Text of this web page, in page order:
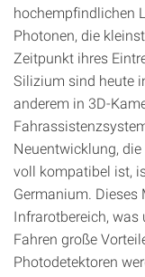
hochempfindlichen
Photonen, die
Zeitpunkt ihres
Silizium sind heute
anderem in 3D-
Neuentwicklung,
voll kompatibel ist,
Germanium.
Infrarotbereich,
Fahren große
Photodetektoren